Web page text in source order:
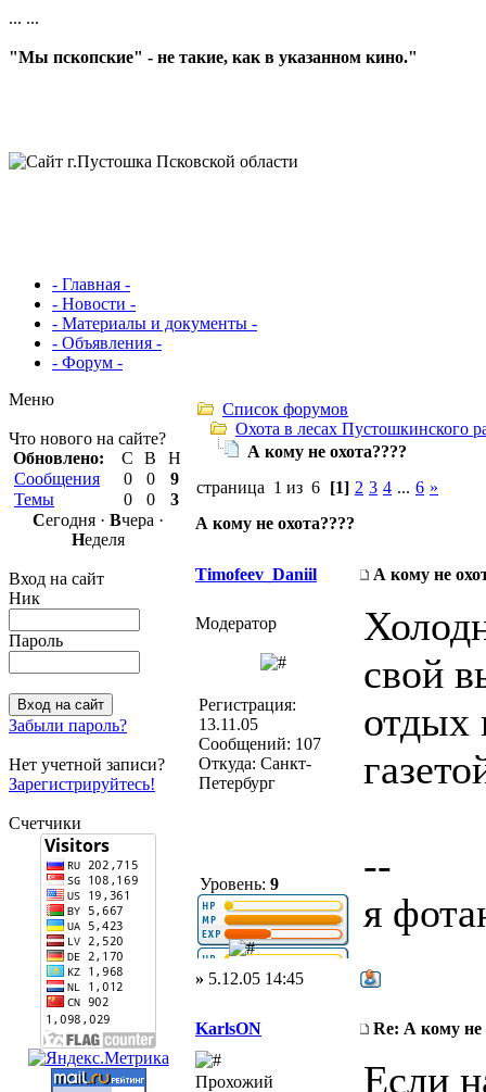
... ...
"Мы пскопские" - не такие, как в указанном кино."
- Главная -
- Новости -
- Материалы и документы -
- Объявления -
- Форум -
Меню
Что нового на сайте?
Обновлено:
С В
Н
Сообщения
0 0
9
Темы
0 0
3
Сегодня · Вчера ·
Неделя
Вход на сайт
Ник
Пароль
Забыли пароль?
Нет учетной записи?
Зарегистрируйтесь!
Счетчики
Список форумов
Охота в лесах Пустошкинского
А кому не охота????
страница 1 из 6 [1] 2 3 4 ... 6 »
А кому не охота????
Timofeev_Daniil А кому не
Модератор
Регистрация:
13.11.05
Сообщений: 107
Откуда: Санкт-
Петербург
Уровень: 9
свой
отдых
--
я
» 5.12.05 14:45
KarlsON Re: А кому не
Прохожий
Если